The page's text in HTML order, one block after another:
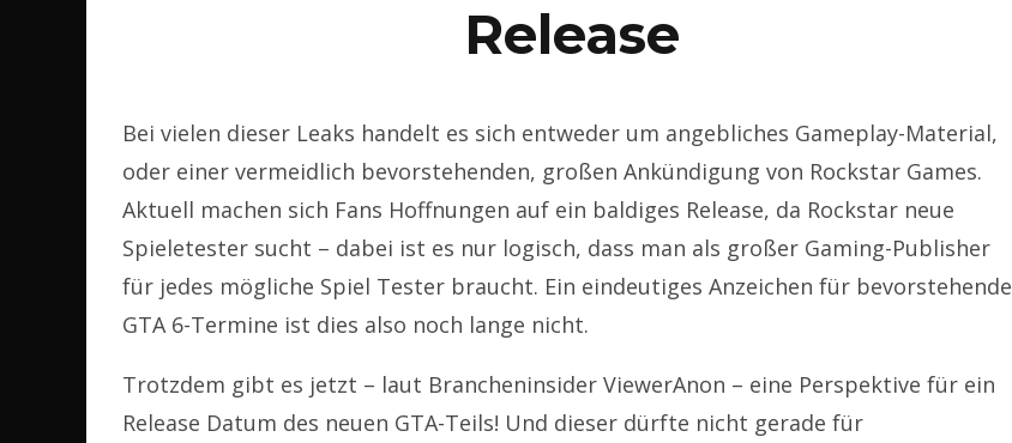
Release
Bei vielen dieser Leaks handelt es sich entweder um angebliches Gameplay-Material,
oder einer vermeidlich bevorstehenden, großen Ankündigung von Rockstar Games.
Aktuell machen sich Fans Hoffnungen auf ein baldiges Release, da Rockstar neue
Spieletester sucht – dabei ist es nur logisch, dass man als großer Gaming-Publisher
für jedes mögliche Spiel Tester braucht. Ein eindeutiges Anzeichen für bevorstehende
GTA 6-Termine ist dies also noch lange nicht.
Trotzdem gibt es jetzt – laut Brancheninsider ViewerAnon – eine Perspektive für ein
Release Datum des neuen GTA-Teils! Und dieser dürfte nicht gerade für